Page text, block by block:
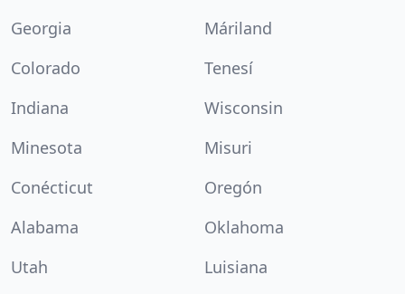
Georgia
Máriland
Colorado
Tenesí
Indiana
Wisconsin
Minesota
Misuri
Conécticut
Oregón
Alabama
Oklahoma
Utah
Luisiana